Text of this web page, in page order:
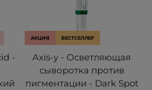
-
АКЦИЯ БЕСТСЕЛЛЕР
Axis-y - Осветляющая
сыворотка против
пигментации - Dark Spot